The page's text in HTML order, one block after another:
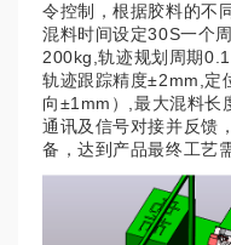
令控制，根据胶料的不
混料时间设定30S一个
200kg,轨迹规划周期
轨迹跟踪精度±2mm,定
向±1mm）,最大混料长
通讯及信号对接并反馈
备，达到产品最终工艺